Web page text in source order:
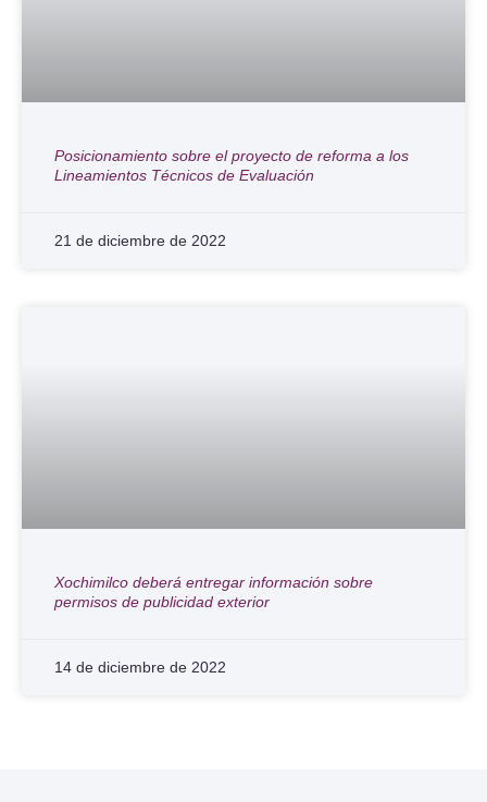
Posicionamiento sobre el proyecto de reforma a los
Lineamientos Técnicos de Evaluación
21 de diciembre de 2022
Xochimilco deberá entregar información sobre
permisos de publicidad exterior
14 de diciembre de 2022